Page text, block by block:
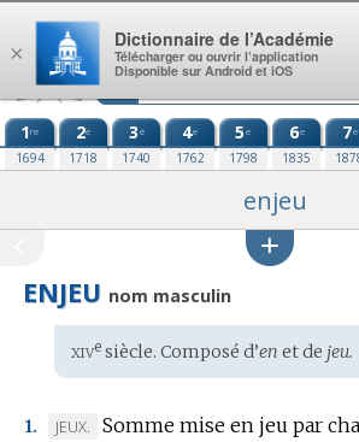
Aller au contenu
1re
1694
2e
1718
3e
1740
4e
1762
5e
1798
6e
1835
7e
enjeu
ENJEU nom masculin
Étymologie
:
xivesiècle. Composé d’en et de jeu.
1.
MARQUE
JEUX.
Somme mise en jeu par
×
Dictionnaire de l’Académie
Télécharger ou ouvrir l’application
Disponible sur Android et iOS